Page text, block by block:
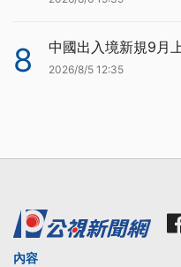
8 中國出入境新規9月
2026/8/5 12:35
內容